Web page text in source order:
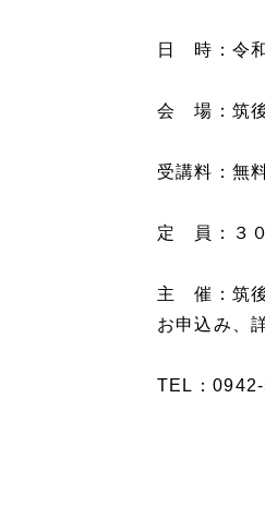
日 時：令
会 場：筑
受講料：無
定 員：３
主 催：筑
お申込み、
TEL：